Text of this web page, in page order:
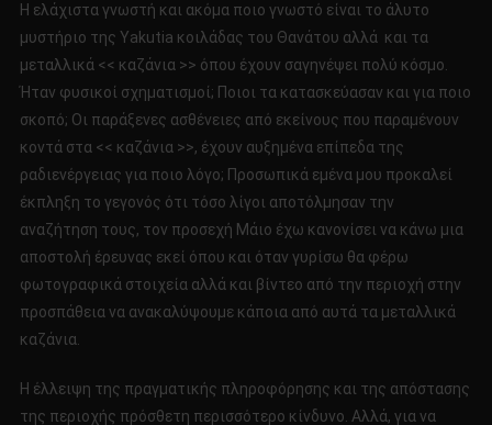
Η ελάχιστα γνωστή και ακόμα ποιο γνωστό είναι το άλυτο
μυστήριο της Yakutia κοιλάδας του Θανάτου αλλά και τα
μεταλλικά << καζάνια >> όπου έχουν σαγηνέψει πολύ κόσμο.
Ήταν φυσικοί σχηματισμοί; Ποιοι τα κατασκεύασαν και για ποιο
σκοπό; Οι παράξενες ασθένειες από εκείνους που παραμένουν
κοντά στα << καζάνια >>, έχουν αυξημένα επίπεδα της
ραδιενέργειας για ποιο λόγο; Προσωπικά εμένα μου προκαλεί
έκπληξη το γεγονός ότι τόσο λίγοι αποτόλμησαν την
αναζήτηση τους, τον προσεχή Μάιο έχω κανονίσει να κάνω μια
αποστολή έρευνας εκεί όπου και όταν γυρίσω θα φέρω
φωτογραφικά στοιχεία αλλά και βίντεο από την περιοχή στην
προσπάθεια να ανακαλύψουμε κάποια από αυτά τα μεταλλικά
καζάνια.
Η έλλειψη της πραγματικής πληροφόρησης και της απόστασης
της περιοχής πρόσθετη περισσότερο κίνδυνο. Αλλά, για να